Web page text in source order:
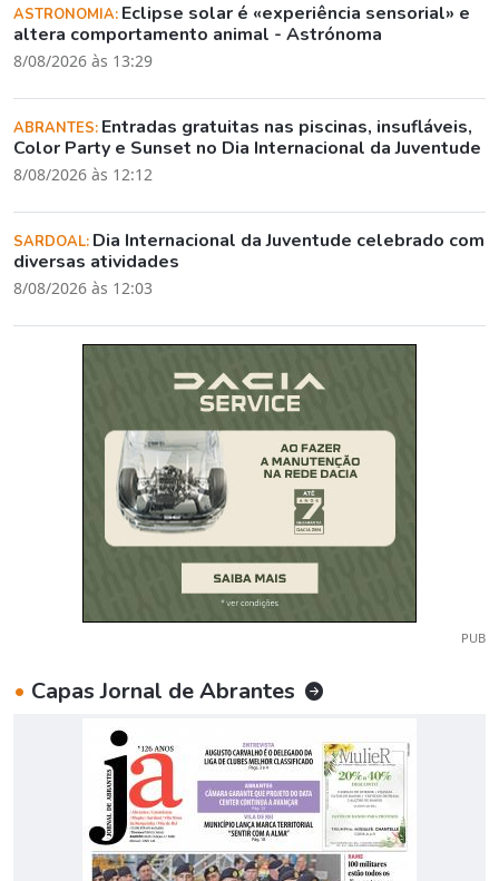
ASTRONOMIA: Eclipse solar é «experiência sensorial» e
altera comportamento animal - Astrónoma
8/08/2026 às 13:29
ABRANTES: Entradas gratuitas nas piscinas, insufláveis,
Color Party e Sunset no Dia Internacional da Juventude
8/08/2026 às 12:12
SARDOAL: Dia Internacional da Juventude celebrado com
diversas atividades
8/08/2026 às 12:03
PUB
• Capas Jornal de Abrantes